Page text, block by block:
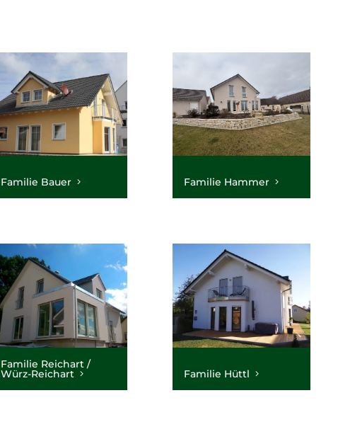
Familie Bauer Familie Hammer
Familie Reichart /
Würz-Reichart Familie Hüttl